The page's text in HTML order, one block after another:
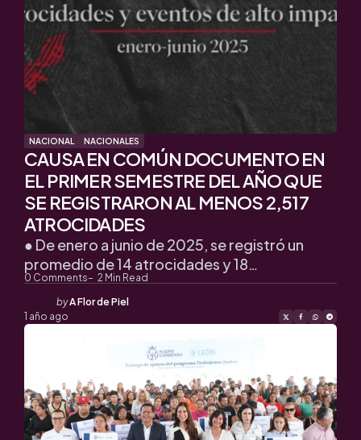
NACIONAL NACIONALES
CAUSA EN COMÚN DOCUMENTO EN
EL PRIMER SEMESTRE DEL AÑO QUE
SE REGISTRARON AL MENOS 2,517
ATROCIDADES
0 Comments 2 Min Read
● De enero a junio de 2025, se registró un
promedio de 14 atrocidades y 18…
Posted
by
byA Flor de Piel
1 año ago